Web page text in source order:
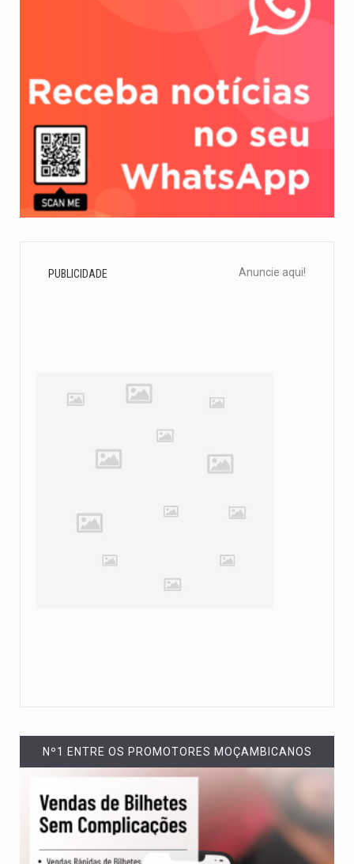
PUBLICIDADE Anuncie aqui!
Nº1 ENTRE OS PROMOTORES MOÇAMBICANOS